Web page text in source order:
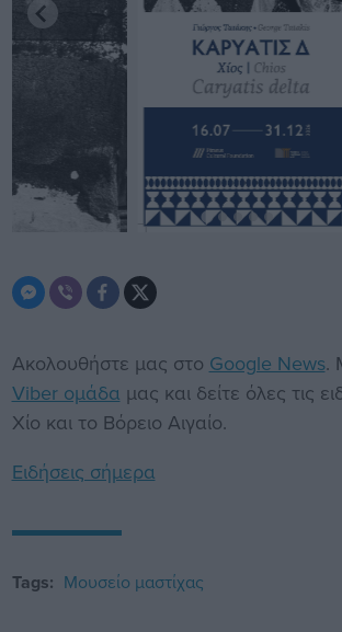
Ακολουθήστε μας στο Google News.
Viber ομάδα μας και δείτε όλες τις
Χίο και το Βόρειο Αιγαίο.
Ειδήσεις σήμερα
Tags: Μουσείο μαστίχας